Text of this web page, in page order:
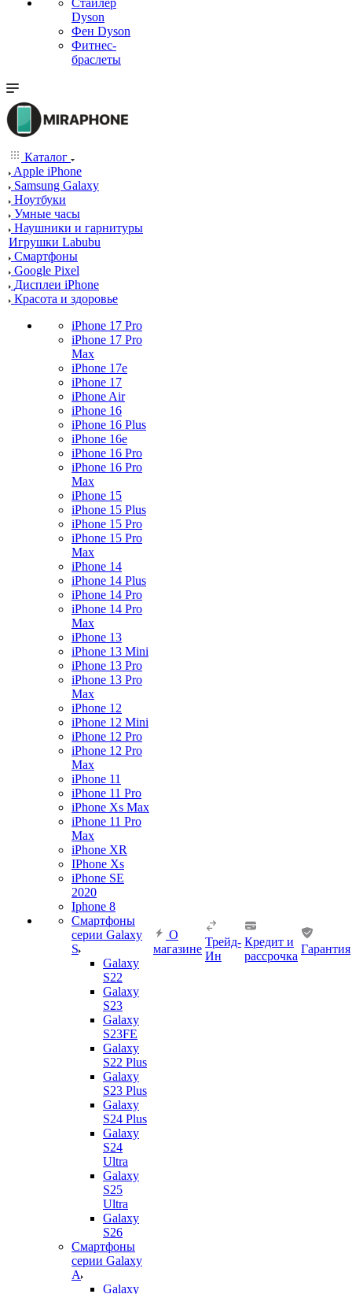
Стайлер
Dyson
Фен Dyson
Фитнес-
браслеты
Каталог
Apple iPhone
Samsung Galaxy
Ноутбуки
Умные часы
Наушники и гарнитуры
Игрушки Labubu
Смартфоны
Google Pixel
Дисплеи iPhone
Красота и здоровье
iPhone 17 Pro
iPhone 17 Pro
Max
iPhone 17e
iPhone 17
iPhone Air
iPhone 16
iPhone 16 Plus
iPhone 16e
iPhone 16 Pro
iPhone 16 Pro
Max
iPhone 15
iPhone 15 Plus
iPhone 15 Pro
iPhone 15 Pro
Max
iPhone 14
iPhone 14 Plus
iPhone 14 Pro
iPhone 14 Pro
Max
iPhone 13
iPhone 13 Mini
iPhone 13 Pro
iPhone 13 Pro
Max
iPhone 12
iPhone 12 Mini
iPhone 12 Pro
iPhone 12 Pro
Max
iPhone 11
iPhone 11 Pro
iPhone Xs Max
iPhone 11 Pro
Max
iPhone XR
IPhone Xs
iPhone SE
2020
Iphone 8
Смартфоны
серии Galaxy
S
Galaxy
S22
Galaxy
S23
Galaxy
S23FE
Galaxy
S22 Plus
Galaxy
S23 Plus
Galaxy
S24 Plus
Galaxy
S24
Ultra
Galaxy
S25
Ultra
Galaxy
S26
Смартфоны
серии Galaxy
A
Galaxy
О
магазине
Трейд-
Ин
Кредит и
рассрочка
Гарантия